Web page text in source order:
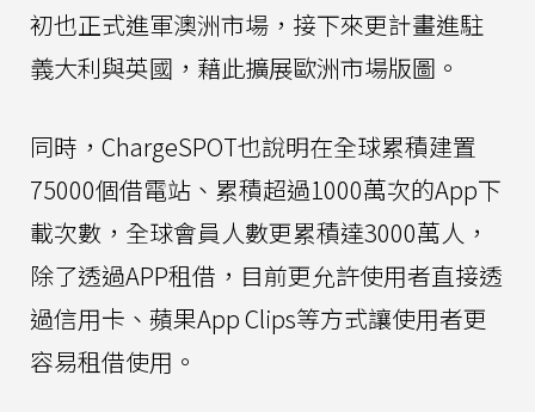
初也正式進軍澳洲市場，接下來更計畫進駐
義大利與英國，藉此擴展歐洲市場版圖。
同時，ChargeSPOT也說明在全球累積建置
75000個借電站、累積超過1000萬次的App下
載次數，全球會員人數更累積達3000萬人，
除了透過APP租借，目前更允許使用者直接透
過信用卡、蘋果App Clips等方式讓使用者更
容易租借使用。